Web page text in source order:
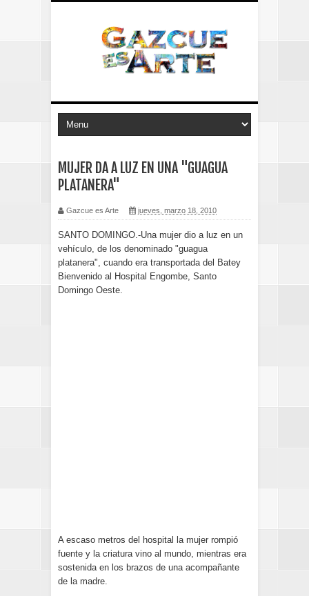
MUJER DA A LUZ EN UNA "GUAGUA
PLATANERA"
Gazcue es Arte jueves, marzo 18, 2010
SANTO DOMINGO.-Una mujer dio a luz en un
vehículo, de los denominado "guagua
platanera", cuando era transportada del Batey
Bienvenido al Hospital Engombe, Santo
Domingo Oeste.
A escaso metros del hospital la mujer rompió
fuente y la criatura vino al mundo, mientras era
sostenida en los brazos de una acompañante
de la madre.